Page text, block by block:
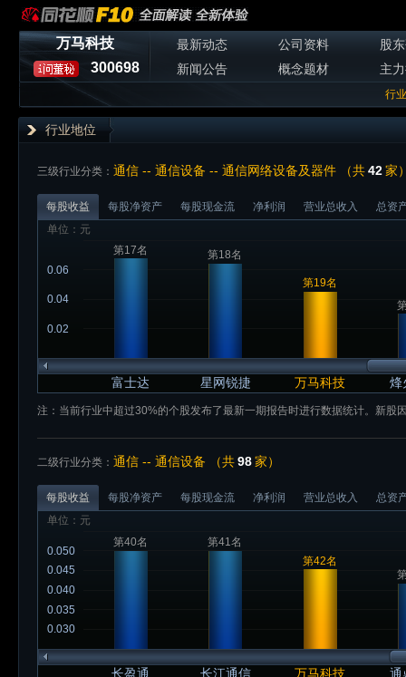
万马科技
300698
最新动态 公司资料
股
新闻公告
概念题材 主
行
行业地位
三级行业分类： 通信 -- 通信设备 -- 通信网络设备及器件 （共42家
每股收益 每股净资产 每股现金流 净利润 营业总收入
总资
单位：元
富士达 星网锐捷 万马科技 烽
0.02
0.04
0.06
第17名 第18名
第19名
注：当前行业中超过30%的个股发布了最新一期报告时进行数据统计。新股
二级行业分类： 通信 -- 通信设备 （共98家）
每股收益 每股净资产 每股现金流 净利润 营业总收入
总资
单位：元
长盈通 长江通信 万马科技 通
0.030
0.035
0.040
0.045
0.050
第40名
第41名
第42名